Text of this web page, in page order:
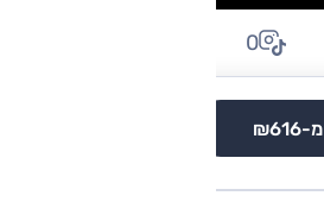
מ-₪616
0